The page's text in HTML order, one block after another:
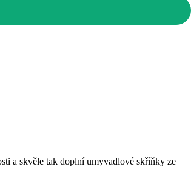
a skvěle tak doplní umyvadlové skříňky ze